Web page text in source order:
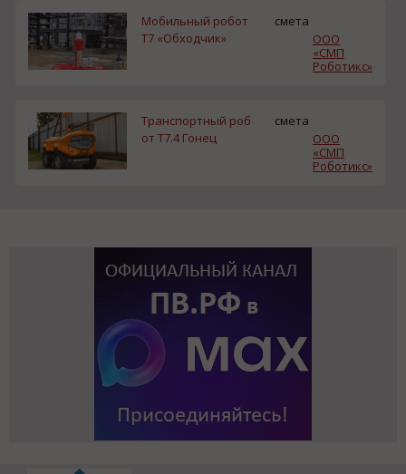
Мобильный робот
Т7 «Обходчик»
смета
ООО
«СМП
Роботикс»
Транспортный роб
от T7.4 Гонец
смета
ООО
«СМП
Роботикс»